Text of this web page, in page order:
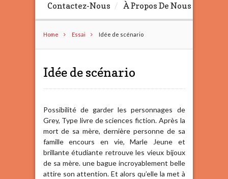
Contactez-Nous
À Propos De Nous
Home Essai Idée de scénario
Idée de scénario
Possibilité de garder les personnages de
Grey, Type livre de sciences fiction. Après la
mort de sa mère, dernière personne de sa
famille encours en vie, Marle Jeune et
brillante étudiante retrouve les vieux bijoux
de sa mère. une bague incroyablement belle
attire son attention. Et alors qu’elle la met à